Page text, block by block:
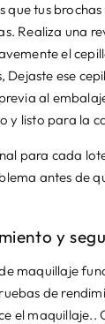
que tus
Realiza una
el
Dejaste ese
al
y listo para la
para cada
antes de
y
maquillaje
de
el maquillaje..